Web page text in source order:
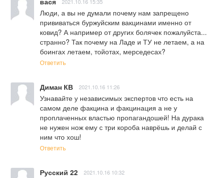
Люди, а вы не думали почему нам запрещено
прививаться буржуйским вакцинами именно от
ковид? А например от других болячек пожалуйста...
странно? Так почему на Ладе и ТУ не летаем, а на
боингах летаем, тойотах, мерседесах?
Ответить
Диман КВ 2021.10.16 11:26
Узнавайте у независимых экспертов что есть на
самом деле факцина и факцинация а не у
проплаченных властью пропагандошей! На дурака
не нужен нож ему с три короба наврёшь и делай с
ним что хош!
Ответить
Русский 22 2021.10.16 10:32